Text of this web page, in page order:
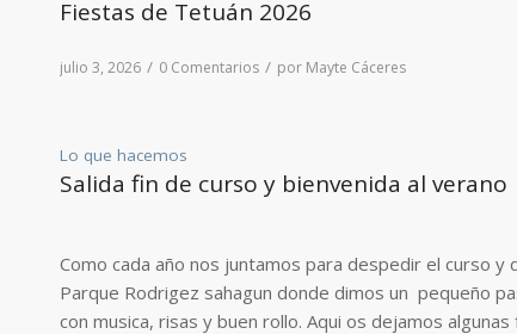
Fiestas de Tetuán 2026
julio 3, 2026 / 0 Comentarios / por Mayte Cáceres
Lo que hacemos
Salida fin de curso y bienvenida al verano
Como cada año nos juntamos para despedir el curso y
Parque Rodrigez sahagun donde dimos un pequeño
con musica, risas y buen rollo. Aqui os dejamos